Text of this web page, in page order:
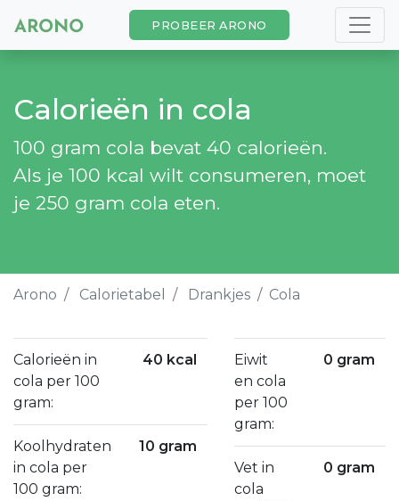
PROBEER ARONO
Calorieën in cola
100 gram cola bevat 40 calorieën.
Als je 100 kcal wilt consumeren, moet
je 250 gram cola eten.
Arono Calorietabel Drankjes Cola
Calorieën in
cola per 100
gram:
40 kcal
Koolhydraten
in cola per
100 gram:
10 gram
Eiwit
en cola
per 100
gram:
0 gram
Vet in
cola
0 gram